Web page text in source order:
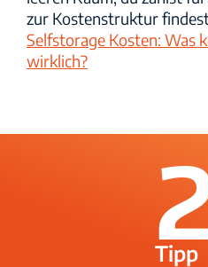
zur Kostenstruktur
Selfstorage Kosten: Was
wirklich?
Tipp